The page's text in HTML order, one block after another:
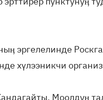
эргелелинде
хүлээникчи
Моолдуӊ